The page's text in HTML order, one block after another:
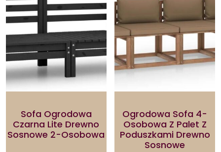
Sofa Ogrodowa
Czarna Lite Drewno
Sosnowe 2-Osobowa
Ogrodowa Sofa 4-
Osobowa Z Palet Z
Poduszkami Drewno
Sosnowe